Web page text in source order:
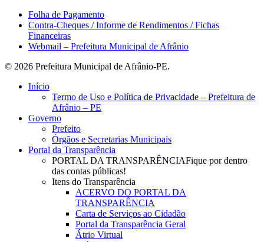
Folha de Pagamento
Contra-Cheques / Informe de Rendimentos / Fichas
Financeiras
Webmail – Prefeitura Municipal de Afrânio
© 2026 Prefeitura Municipal de Afrânio-PE.
Close
Início
Termo de Uso e Política de Privacidade – Prefeitura de
Afrânio – PE
Governo
Prefeito
Órgãos e Secretarias Municipais
Portal da Transparência
PORTAL DA TRANSPARÊNCIAFique por dentro
das contas públicas!
Itens do Transparência
ACERVO DO PORTAL DA
TRANSPARÊNCIA
Carta de Serviços ao Cidadão
Portal da Transparência Geral
Átrio Virtual